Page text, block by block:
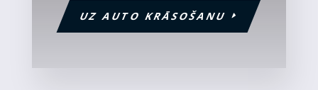
UZ AUTO KRĀSOŠANU